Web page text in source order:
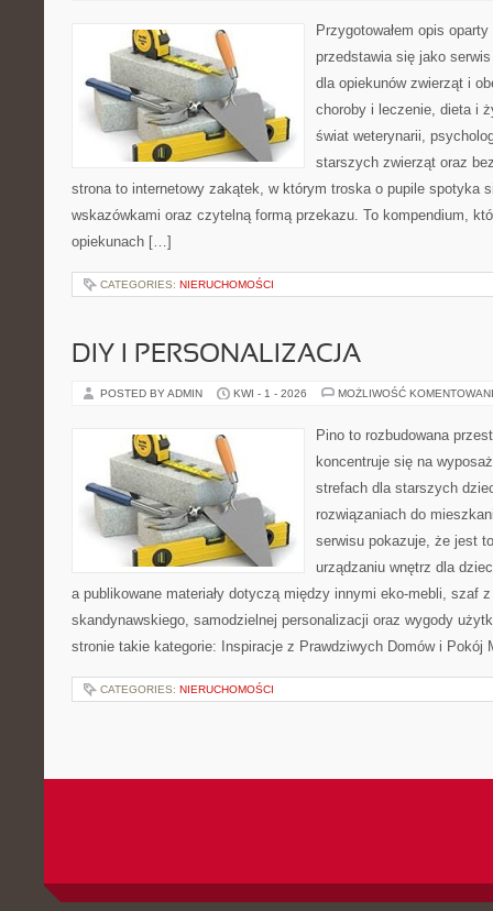
Przygotowałem opis
przedstawia się jako
dla opiekunów zwierząt i
choroby i leczenie, dieta i
świat weterynarii,
starszych zwierząt oraz
strona to internetowy zakątek, w którym troska o pupile spotyka
wskazówkami oraz czytelną formą przekazu. To kompendium,
opiekunach […]
CATEGORIES: NIERUCHOMOŚCI
DIY I PERSONALIZACJA
POSTED BY ADMIN KWI - 1 - 2026 MOŻLIWOŚĆ
Pino to rozbudowana
koncentruje się na
strefach dla starszych
rozwiązaniach do
serwisu pokazuje, że jest
urządzaniu wnętrz dla
a publikowane materiały dotyczą między innymi eko-mebli, szaf
skandynawskiego, samodzielnej personalizacji oraz wygody
stronie takie kategorie: Inspiracje z Prawdziwych Domów i
CATEGORIES: NIERUCHOMOŚCI